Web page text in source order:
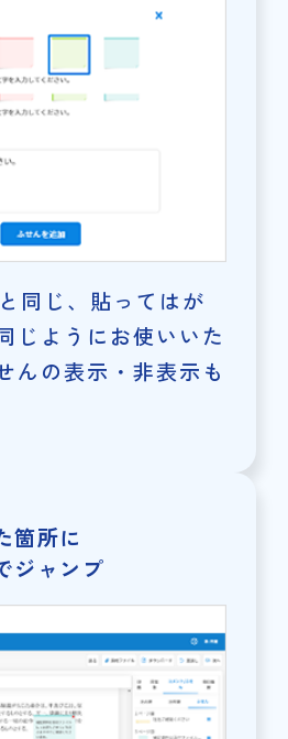
同じ、貼ってはが
じようにお使いいた
んの表示・非表示も
箇所に
ジャンプ